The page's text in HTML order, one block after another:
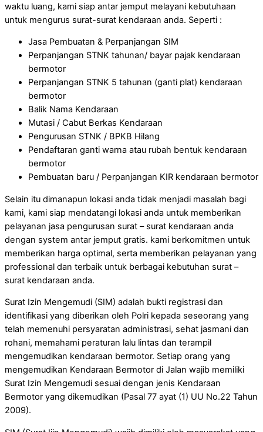
waktu luang, kami siap antar jemput melayani kebutuhaan
untuk mengurus surat-surat kendaraan anda. Seperti :
Jasa Pembuatan & Perpanjangan SIM
Perpanjangan STNK tahunan/ bayar pajak kendaraan
bermotor
Perpanjangan STNK 5 tahunan (ganti plat) kendaraan
bermotor
Balik Nama Kendaraan
Mutasi / Cabut Berkas Kendaraan
Pengurusan STNK / BPKB Hilang
Pendaftaran ganti warna atau rubah bentuk kendaraan
bermotor
Pembuatan baru / Perpanjangan KIR kendaraan bermotor
Selain itu dimanapun lokasi anda tidak menjadi masalah bagi
kami, kami siap mendatangi lokasi anda untuk memberikan
pelayanan jasa pengurusan surat – surat kendaraan anda
dengan system antar jemput gratis. kami berkomitmen untuk
memberikan harga optimal, serta memberikan pelayanan yang
professional dan terbaik untuk berbagai kebutuhan surat –
surat kendaraan anda.
Surat Izin Mengemudi (SIM) adalah bukti registrasi dan
identifikasi yang diberikan oleh Polri kepada seseorang yang
telah memenuhi persyaratan administrasi, sehat jasmani dan
rohani, memahami peraturan lalu lintas dan terampil
mengemudikan kendaraan bermotor. Setiap orang yang
mengemudikan Kendaraan Bermotor di Jalan wajib memiliki
Surat Izin Mengemudi sesuai dengan jenis Kendaraan
Bermotor yang dikemudikan (Pasal 77 ayat (1) UU No.22 Tahun
2009).